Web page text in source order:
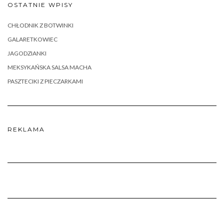
OSTATNIE WPISY
CHŁODNIK Z BOTWINKI
GALARETKOWIEC
JAGODZIANKI
MEKSYKAŃSKA SALSA MACHA
PASZTECIKI Z PIECZARKAMI
REKLAMA